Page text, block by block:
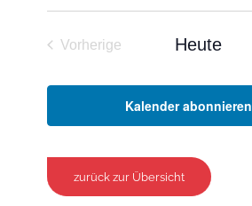
Datum
wählen.
Vorherige
Heute
Kalender abonnieren
zurück zur Übersicht